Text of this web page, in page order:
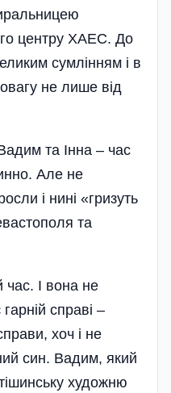
центру ХАЕС. До
сумлінням і в
не лише від
та Інна – час
Але не
і нині «гризуть
та
час. І вона не
справі –
хоч і не
син. Вадим, який
художню